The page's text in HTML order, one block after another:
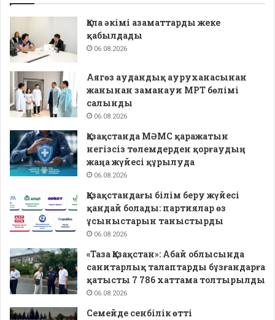
Қала әкімі азаматтарды жеке
қабылдады
06.08.2026
Аягөз аудандық ауруханасынан
жанынан заманауи МРТ бөлімі
салынды
06.08.2026
Қазақстанда МӘМС қаражатын
негізсіз төлемдерден қорғаудың
жаңа жүйесі құрылуда
06.08.2026
Қазақстандағы білім беру жүйесі
қандай болады: партиялар өз
ұсыныстарын таныстырды
06.08.2026
«Таза Қазақстан»: Абай облысында
санитарлық талаптарды бұзғандарға
қатысты 7 786 хаттама толтырылды
06.08.2026
Семейде сенбілік өтті